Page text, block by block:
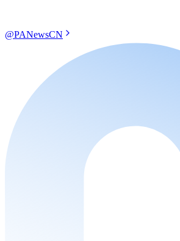
@PANewsCN